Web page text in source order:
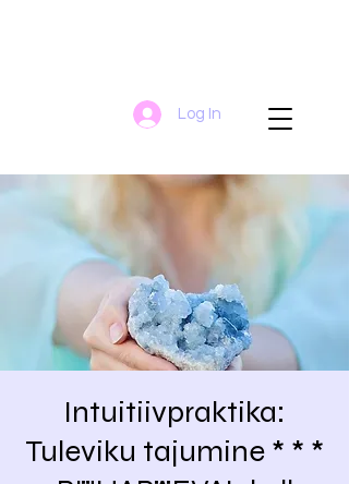
Log In
Intuitiivpraktika:
Tuleviku tajumine * * *